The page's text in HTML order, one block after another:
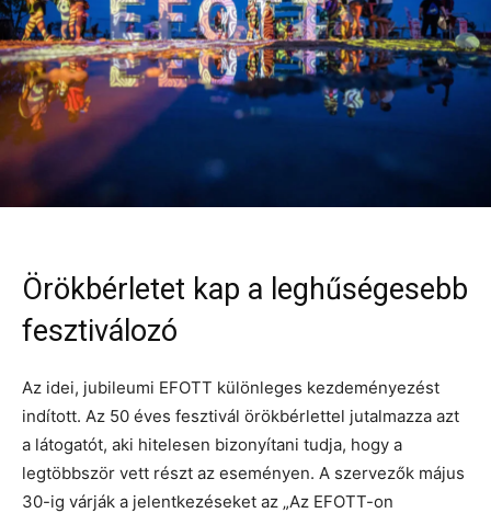
Örökbérletet kap a leghűségesebb
fesztiválozó
Az idei, jubileumi EFOTT különleges kezdeményezést
indított. Az 50 éves fesztivál örökbérlettel jutalmazza azt
a látogatót, aki hitelesen bizonyítani tudja, hogy a
legtöbbször vett részt az eseményen. A szervezők május
30-ig várják a jelentkezéseket az „Az EFOTT-on